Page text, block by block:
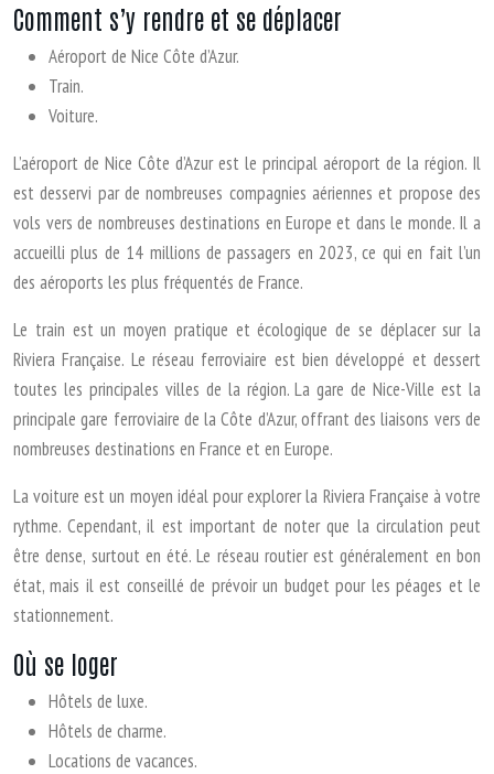
Comment s’y rendre et se déplacer
Aéroport de Nice Côte d’Azur.
Train.
Voiture.
L’aéroport de Nice Côte d’Azur est le principal aéroport de la région. Il
est desservi par de nombreuses compagnies aériennes et propose des
vols vers de nombreuses destinations en Europe et dans le monde. Il a
accueilli plus de 14 millions de passagers en 2023, ce qui en fait l’un
des aéroports les plus fréquentés de France.
Le train est un moyen pratique et écologique de se déplacer sur la
Riviera Française. Le réseau ferroviaire est bien développé et dessert
toutes les principales villes de la région. La gare de Nice-Ville est la
principale gare ferroviaire de la Côte d’Azur, offrant des liaisons vers de
nombreuses destinations en France et en Europe.
La voiture est un moyen idéal pour explorer la Riviera Française à votre
rythme. Cependant, il est important de noter que la circulation peut
être dense, surtout en été. Le réseau routier est généralement en bon
état, mais il est conseillé de prévoir un budget pour les péages et le
stationnement.
Où se loger
Hôtels de luxe.
Hôtels de charme.
Locations de vacances.